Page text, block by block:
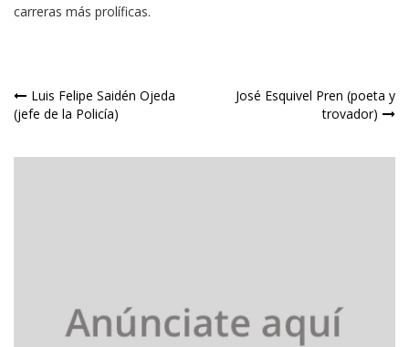
carreras más prolíficas.
Navegación
de
entradas
Luis Felipe Saidén Ojeda
(jefe de la Policía)
José Esquivel Pren (poeta y
trovador)